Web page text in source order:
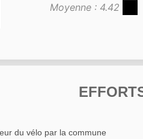
Moyenne : 4.42
du vélo par la commune